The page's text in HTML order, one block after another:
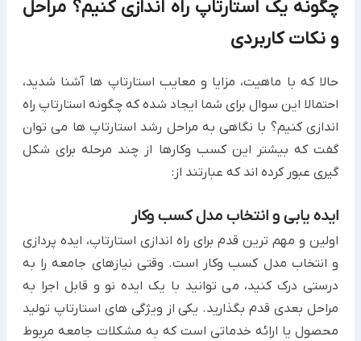
چگونه یک استارتاپ راه اندازی کنیم؟ مراحل
و نکات کاربردی
حالا که با ماهیت، مزایا و معایب استارتاپ ها آشنا شدید،
احتمالا این سوال برای شما ایجاد شده که چگونه استارتاپ راه
اندازی کنیم؟ با نگاهی به مراحل رشد استارتاپ ها می توان
گفت که بیشتر این کسب وکارها از چند مرحله برای شکل
گیری عبور کرده اند که عبارتند از:
ایده یابی و انتخاب مدل کسب وکار
اولین و مهم ترین قدم برای راه اندازی استارتاپ، ایده پردازی
و انتخاب مدل کسب وکار است. وقتی نیازهای جامعه را به
درستی درک کنید، می توانید با یک ایده نو و قابل اجرا به
مراحل بعدی قدم بگذارید. یکی از ویژگی های استارتاپ تولید
محصول یا ارائه خدماتی است که به مشکلات جامعه مربوط